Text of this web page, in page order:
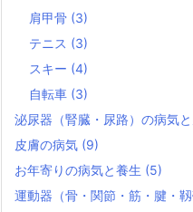
肩甲骨 (3)
テニス (3)
スキー (4)
自転車 (3)
泌尿器（腎臓・尿路）の病気
皮膚の病気 (9)
お年寄りの病気と養生 (5)
運動器（骨・関節・筋・腱・